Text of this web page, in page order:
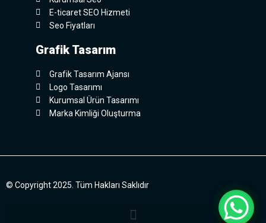
E-ticaret SEO Hizmeti
Seo Fiyatları
Grafik Tasarım
Grafik Tasarım Ajansı
Logo Tasarımı
Kurumsal Ürün Tasarımı
Marka Kimliği Oluşturma
© Copyright 2025. Tüm Hakları Saklıdır